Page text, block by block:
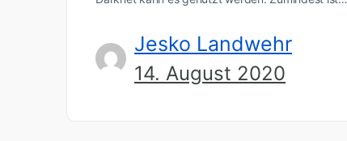
Jesko Landwehr
14. August 2020